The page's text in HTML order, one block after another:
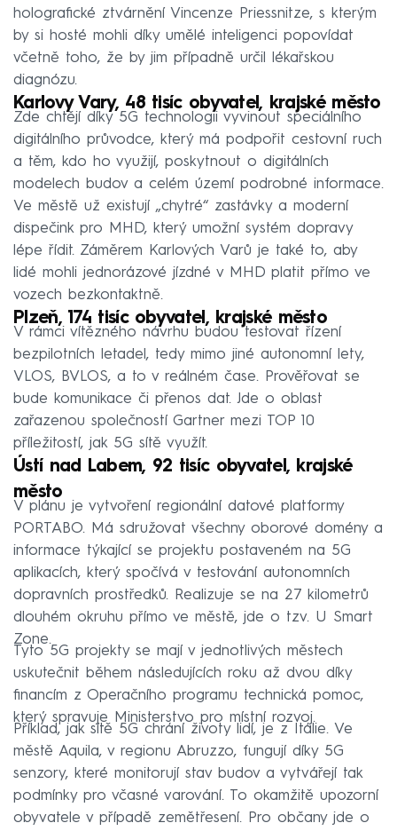
holografické ztvárnění Vincenze Priessnitze, s kterým
by si hosté mohli díky umělé inteligenci popovídat
včetně toho, že by jim případně určil lékařskou
diagnózu.
Karlovy Vary, 48 tisíc obyvatel, krajské město
Zde chtějí díky 5G technologii vyvinout speciálního
digitálního průvodce, který má podpořit cestovní ruch
a těm, kdo ho využijí, poskytnout o digitálních
modelech budov a celém území podrobné informace.
Ve městě už existují „chytré“ zastávky a moderní
dispečink pro MHD, který umožní systém dopravy
lépe řídit. Záměrem Karlových Varů je také to, aby
lidé mohli jednorázové jízdné v MHD platit přímo ve
vozech bezkontaktně.
Plzeň, 174 tisíc obyvatel, krajské město
V rámci vítězného návrhu budou testovat řízení
bezpilotních letadel, tedy mimo jiné autonomní lety,
VLOS, BVLOS, a to v reálném čase. Prověřovat se
bude komunikace či přenos dat. Jde o oblast
zařazenou společností Gartner mezi TOP 10
příležitostí, jak 5G sítě využít.
Ústí nad Labem, 92 tisíc obyvatel, krajské
město
V plánu je vytvoření regionální datové platformy
PORTABO. Má sdružovat všechny oborové domény a
informace týkající se projektu postaveném na 5G
aplikacích, který spočívá v testování autonomních
dopravních prostředků. Realizuje se na 27 kilometrů
dlouhém okruhu přímo ve městě, jde o tzv. U Smart
Zone.
Tyto 5G projekty se mají v jednotlivých městech
uskutečnit během následujících roku až dvou díky
financím z Operačního programu technická pomoc,
který spravuje Ministerstvo pro místní rozvoj.
Příklad, jak sítě 5G chrání životy lidí, je z Itálie. Ve
městě Aquila, v regionu Abruzzo, fungují díky 5G
senzory, které monitorují stav budov a vytvářejí tak
podmínky pro včasné varování. To okamžitě upozorní
obyvatele v případě zemětřesení. Pro občany jde o